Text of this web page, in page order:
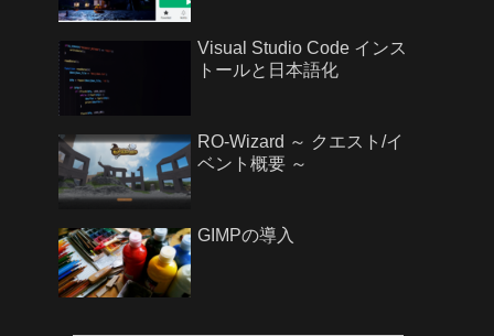
Visual Studio Code インス
トールと日本語化
RO-Wizard ～ クエスト/イ
ベント概要 ～
GIMPの導入